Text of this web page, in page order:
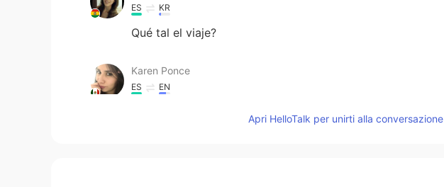
ES KR
Qué tal el viaje?
Karen Ponce
ES EN
s fotos de vacaciones.
Apri HelloTalk per unirti alla conversazione